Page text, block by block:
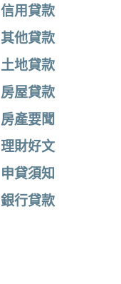
信用貸款
其他貸款
土地貸款
房屋貸款
房產要聞
理財好文
申貸須知
銀行貸款